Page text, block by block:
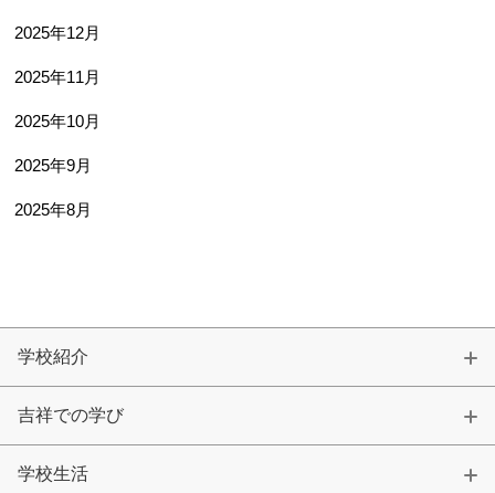
2025年12月
2025年11月
2025年10月
2025年9月
2025年8月
学校紹介
吉祥での学び
学校生活